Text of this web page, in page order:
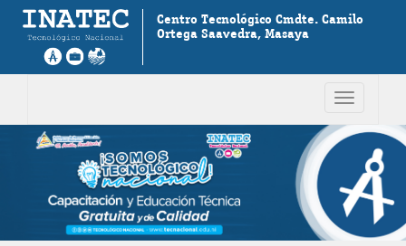
Centro Tecnológico Cmdte. Camilo
Ortega Saavedra, Masaya
Toggle